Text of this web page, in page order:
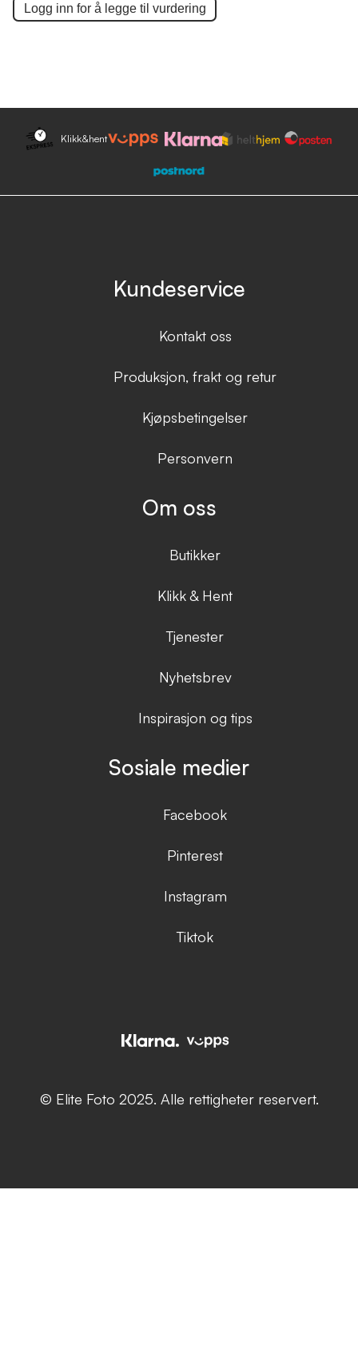
Logg inn for å legge til vurdering
Klikk&hent
Kundeservice
Kontakt oss
Produksjon, frakt og retur
Kjøpsbetingelser
Personvern
Om oss
Butikker
Klikk & Hent
Tjenester
Nyhetsbrev
Inspirasjon og tips
Sosiale medier
Facebook
Pinterest
Instagram
Tiktok
© Elite Foto 2025. Alle rettigheter reservert.